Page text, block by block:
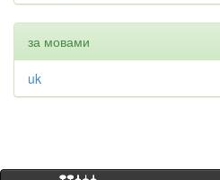
за мовами
uk